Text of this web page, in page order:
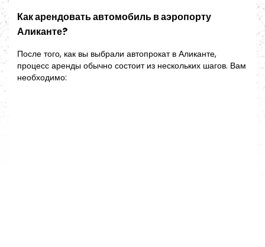
Как арендовать автомобиль в аэропорту
Аликанте?
После того, как вы выбрали автопрокат в Аликанте,
процесс аренды обычно состоит из нескольких шагов. Вам
необходимо: